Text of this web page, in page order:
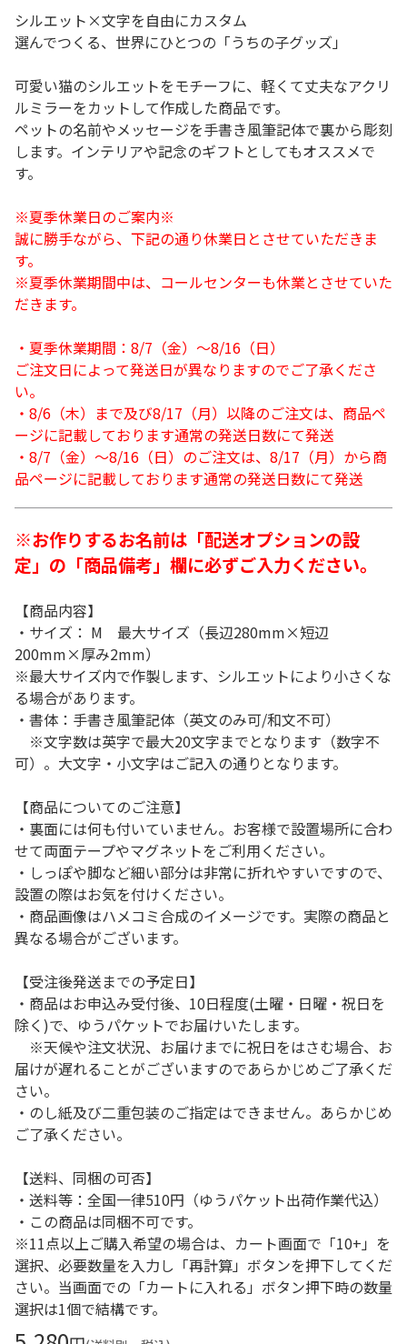
シルエット×文字を自由にカスタム
選んでつくる、世界にひとつの「うちの子グッズ」
可愛い猫のシルエットをモチーフに、軽くて丈夫なアクリ
ルミラーをカットして作成した商品です。
ペットの名前やメッセージを手書き風筆記体で裏から彫刻
します。インテリアや記念のギフトとしてもオススメで
す。
※夏季休業日のご案内※
誠に勝手ながら、下記の通り休業日とさせていただきま
す。
※夏季休業期間中は、コールセンターも休業とさせていた
だきます。
・夏季休業期間：8/7（金）～8/16（日）
ご注文日によって発送日が異なりますのでご了承くださ
い。
・8/6（木）まで及び8/17（月）以降のご注文は、商品ペ
ージに記載しております通常の発送日数にて発送
・8/7（金）～8/16（日）のご注文は、8/17（月）から商
品ページに記載しております通常の発送日数にて発送
※お作りするお名前は「配送オプションの設
定」の「商品備考」欄に必ずご入力ください。
【商品内容】
・サイズ： M 最大サイズ（長辺280mm×短辺
200mm×厚み2mm）
※最大サイズ内で作製します、シルエットにより小さくな
る場合があります。
・書体：手書き風筆記体（英文のみ可/和文不可）
※文字数は英字で最大20文字までとなります（数字不
可）。大文字・小文字はご記入の通りとなります。
【商品についてのご注意】
・裏面には何も付いていません。お客様で設置場所に合わ
せて両面テープやマグネットをご利用ください。
・しっぽや脚など細い部分は非常に折れやすいですので、
設置の際はお気を付けください。
・商品画像はハメコミ合成のイメージです。実際の商品と
異なる場合がございます。
【受注後発送までの予定日】
・商品はお申込み受付後、10日程度(土曜・日曜・祝日を
除く)で、ゆうパケットでお届けいたします。
※天候や注文状況、お届けまでに祝日をはさむ場合、お
届けが遅れることがございますのであらかじめご了承くだ
さい。
・のし紙及び二重包装のご指定はできません。あらかじめ
ご了承ください。
【送料、同梱の可否】
・送料等：全国一律510円（ゆうパケット出荷作業代込）
・この商品は同梱不可です。
※11点以上ご購入希望の場合は、カート画面で「10+」を
選択、必要数量を入力し「再計算」ボタンを押下してくだ
さい。当画面での「カートに入れる」ボタン押下時の数量
選択は1個で結構です。